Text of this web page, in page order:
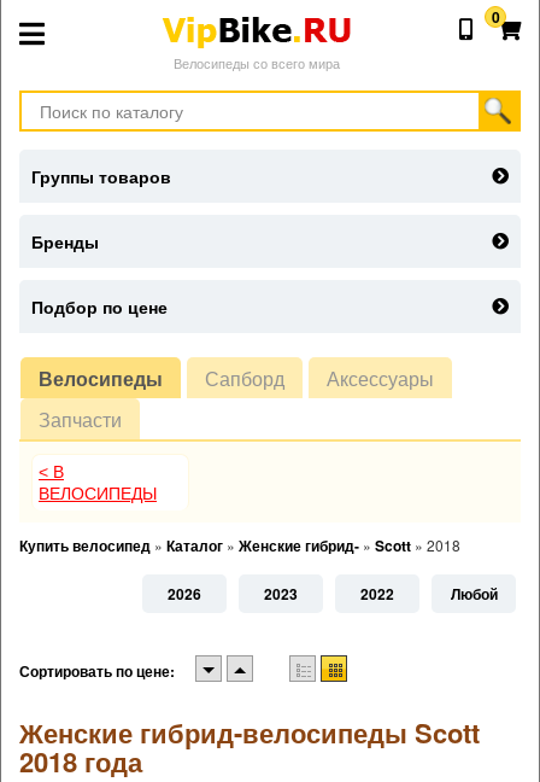
Велосипеды со всего мира
0
Велосипеды Сапборд
Аксессуары
Запчасти
< В
ВЕЛОСИПЕДЫ
Купить велосипед » Каталог » Женские гибрид- » Scott » 2018
2026 2023 2022 Любой
Сортировать по цене:
Женские гибрид-велосипеды Scott
2018 года
Группы товаров
Бренды
Подбор по цене